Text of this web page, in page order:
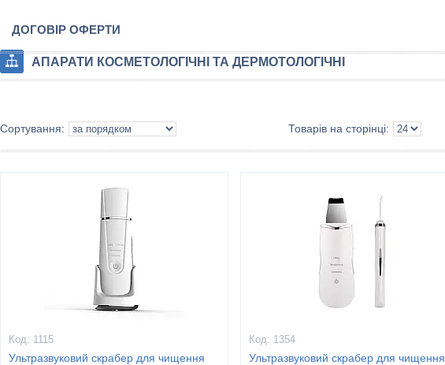
ДОГОВІР ОФЕРТИ
АПАРАТИ КОСМЕТОЛОГІЧНІ ТА ДЕРМОТОЛОГІЧНІ
1115
Ультразвуковий скрабер для чищення
1354
Ультразвуковий скрабер для чищення